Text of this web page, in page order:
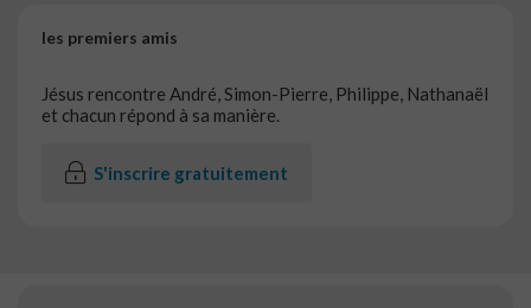
les premiers amis
Jésus rencontre André, Simon-Pierre, Philippe, Nathanaël
et chacun répond à sa manière.
S'inscrire gratuitement